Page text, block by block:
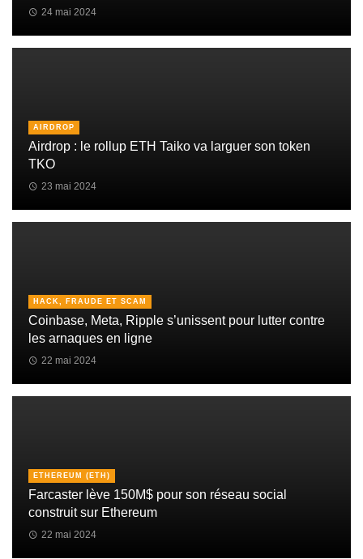
24 mai 2024
AIRDROP
Airdrop : le rollup ETH Taiko va larguer son token
TKO
23 mai 2024
HACK, FRAUDE ET SCAM
Coinbase, Meta, Ripple s’unissent pour lutter contre
les arnaques en ligne
22 mai 2024
ETHEREUM (ETH)
Farcaster lève 150M$ pour son réseau social
construit sur Ethereum
22 mai 2024